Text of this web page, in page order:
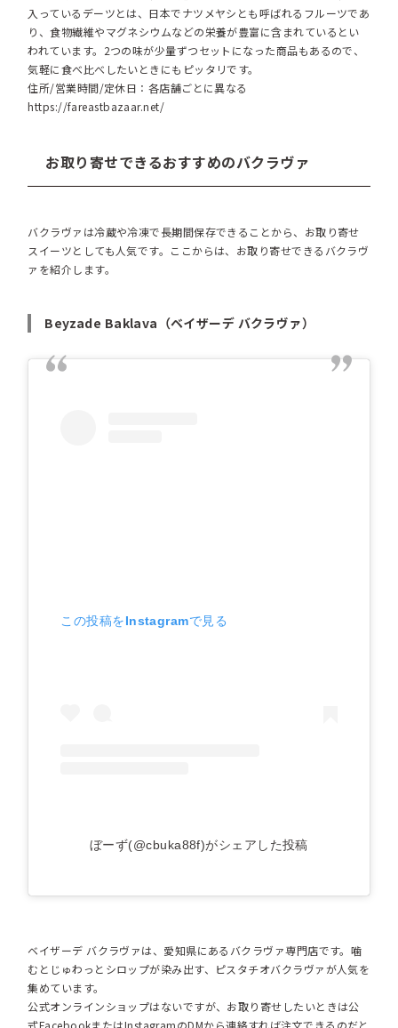
入っているデーツとは、日本でナツメヤシとも呼ばれるフルーツであ
り、食物繊維やマグネシウムなどの栄養が豊富に含まれているとい
われています。2つの味が少量ずつセットになった商品もあるので、
気軽に食べ比べしたいときにもピッタリです。
住所/営業時間/定休日：各店舗ごとに異なる
https://fareastbazaar.net/
お取り寄せできるおすすめのバクラヴァ
バクラヴァは冷蔵や冷凍で長期間保存できることから、お取り寄せ
スイーツとしても人気です。ここからは、お取り寄せできるバクラヴ
ァを紹介します。
Beyzade Baklava（ベイザーデ バクラヴァ）
この投稿をInstagramで見る
ぼーず(@cbuka88f)がシェアした投稿
ベイザーデ バクラヴァは、愛知県にあるバクラヴァ専門店です。噛
むとじゅわっとシロップが染み出す、ピスタチオバクラヴァが人気を
集めています。
公式オンラインショップはないですが、お取り寄せしたいときは公
式FacebookまたはInstagramのDMから連絡すれば注文できるのだと